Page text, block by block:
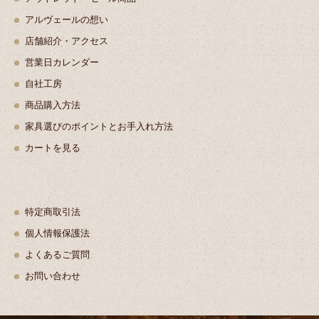
アルヴェールの想い
店舗紹介・アクセス
営業日カレンダー
自社工房
商品購入方法
家具選びのポイントとお手入れ方法
カートを見る
特定商取引法
個人情報保護法
よくあるご質問
お問い合わせ